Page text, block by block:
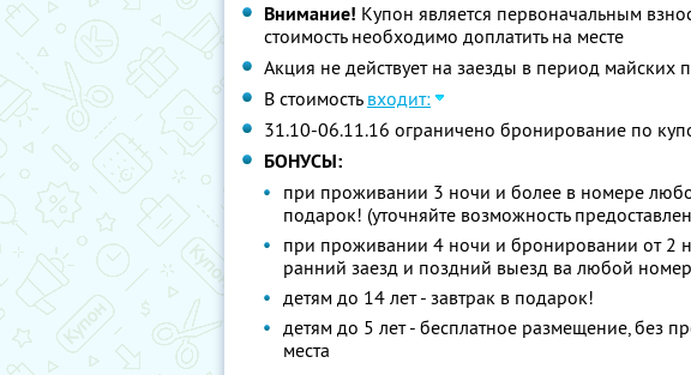
Внимание! Купон является первоначальным
стоимость необходимо доплатить на месте
Акция не действует на заезды в период майских
В стоимость входит:
31.10-06.11.16 ограничено бронирование по
БОНУСЫ:
при проживании 3 ночи и более в номере
подарок! (уточняйте возможность
при проживании 4 ночи и бронировании от 2
ранний заезд и поздний выезд ва любой
детям до 14 лет - завтрак в подарок!
детям до 5 лет - бесплатное размещение, без
места